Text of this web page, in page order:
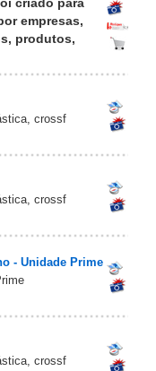
empresas,
produtos,
crossf
crossf
- Unidade Prime
crossf